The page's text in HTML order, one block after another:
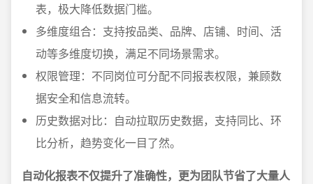
表，极大降低数据门槛。
多维度组合：支持按品类、品牌、店铺、时间、活
动等多维度切换，满足不同场景需求。
权限管理：不同岗位可分配不同报表权限，兼顾数
据安全和信息流转。
历史数据对比：自动拉取历史数据，支持同比、环
比分析，趋势变化一目了然。
自动化报表不仅提升了准确性，更为团队节省了大量人